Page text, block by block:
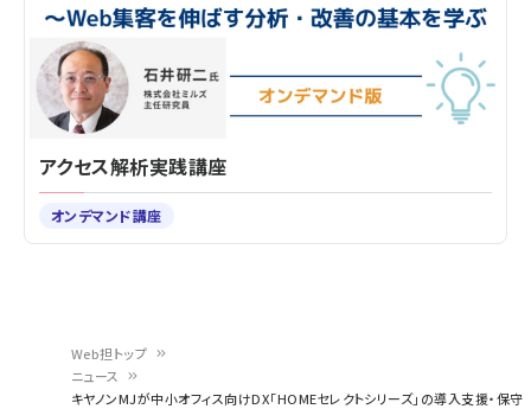
Web担トップ
ニュース
キヤノンMJが中小オフィス向けDX「HOMEセレクトシリーズ」の導入支援・保守
アクセス解析実践講座
オンデマンド講座